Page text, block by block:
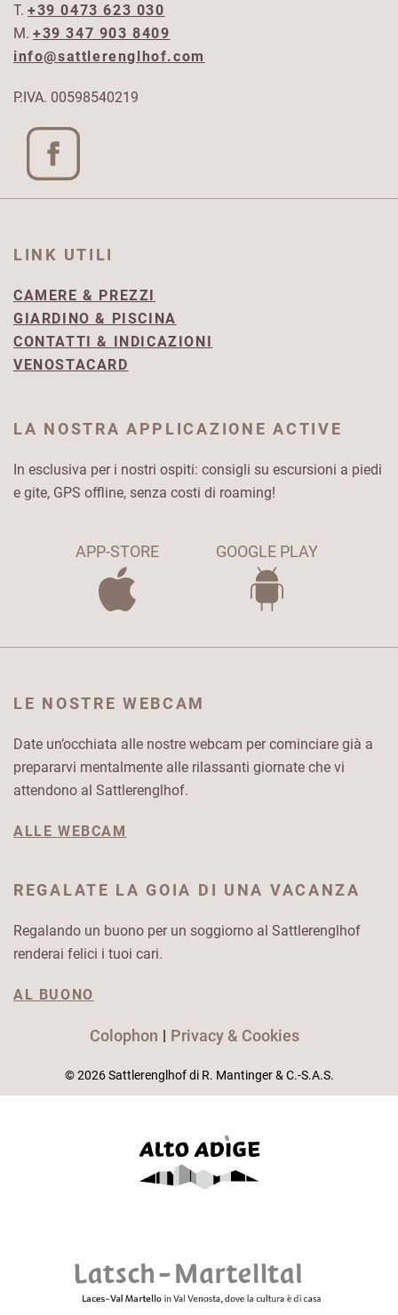
T. +39 0473 623 030
M. +39 347 903 8409
info@sattlerenglhof.com
P.IVA. 00598540219
LINK UTILI
CAMERE & PREZZI
GIARDINO & PISCINA
CONTATTI & INDICAZIONI
VENOSTACARD
LA NOSTRA APPLICAZIONE ACTIVE
In esclusiva per i nostri ospiti: consigli su escursioni a piedi
e gite, GPS offline, senza costi di roaming!
APP-STORE GOOGLE PLAY
LE NOSTRE WEBCAM
Date un’occhiata alle nostre webcam per cominciare già a
prepararvi mentalmente alle rilassanti giornate che vi
attendono al Sattlerenglhof.
ALLE WEBCAM
REGALATE LA GOIA DI UNA VACANZA
Regalando un buono per un soggiorno al Sattlerenglhof
renderai felici i tuoi cari.
AL BUONO
Colophon Privacy & Cookies
© 2026 Sattlerenglhof di R. Mantinger & C.-S.A.S.